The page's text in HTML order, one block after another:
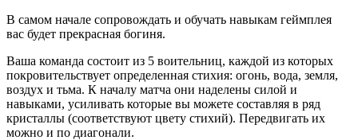
В самом начале сопровождать и обучать навыкам геймплея
вас будет прекрасная богиня.
Ваша команда состоит из 5 воительниц, каждой из которых
покровительствует определенная стихия: огонь, вода, земля,
воздух и тьма. К началу матча они наделены силой и
навыками, усиливать которые вы можете составляя в ряд
кристаллы (соответствуют цвету стихий). Передвигать их
можно и по диагонали.